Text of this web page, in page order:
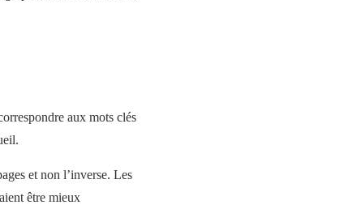
aux mots clés
et non l’inverse. Les
être mieux